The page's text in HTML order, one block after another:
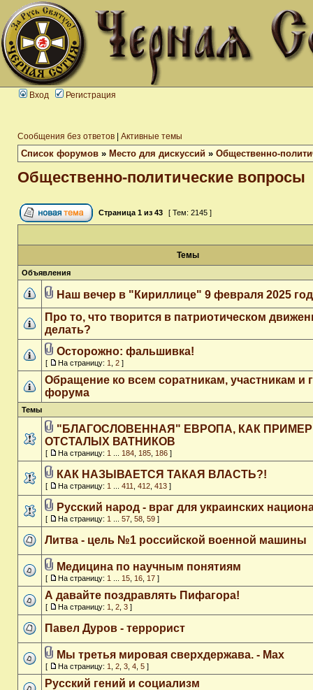
Вход Регистрация
Сообщения без ответов Активные темы
Список форумов » Место для дискуссий » Общественно-
Общественно-политические вопросы
Страница 1 из 43 [ Тем: 2145 ]
Темы
Объявления
Наш вечер в "Кириллице" 9 февраля 2025
Про то, что творится в патриотическом
делать?
Осторожно: фальшивка!
[ На страницу: 1 2 ]
Обращение ко всем соратникам, участникам и
форума
Темы
"БЛАГОСЛОВЕННАЯ" ЕВРОПА, КАК
ОТСТАЛЫХ ВАТНИКОВ
[ На страницу: 1 184 185 186 ]
КАК НАЗЫВАЕТСЯ ТАКАЯ ВЛАСТЬ?!
[ На страницу: 1 411 412 413 ]
Русский народ - враг для украинских
[ На страницу: 1 57 58 59 ]
Литва - цель №1 российской военной машины
Медицина по научным понятиям
[ На страницу: 1 15 16 17 ]
А давайте поздравлять Пифагора!
[ На страницу: 1 2 3 ]
Павел Дуров - террорист
Мы третья мировая сверхдержава. - Max
[ На страницу: 1 2 3 4 5 ]
Русский гений и социализм